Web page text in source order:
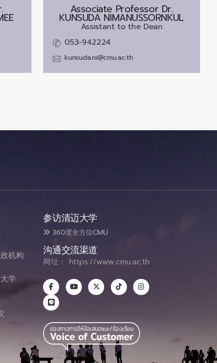
Associate Professor Dr.
KUNSUDA NIMANUSSORNKUL
Assistant to the Dean
053-942224
kunsuda.ni@cmu.ac.th
机构
学
参访清迈大学
360度全方位CMU
沟通交流渠道
网址： https://www.cmu.ac.th